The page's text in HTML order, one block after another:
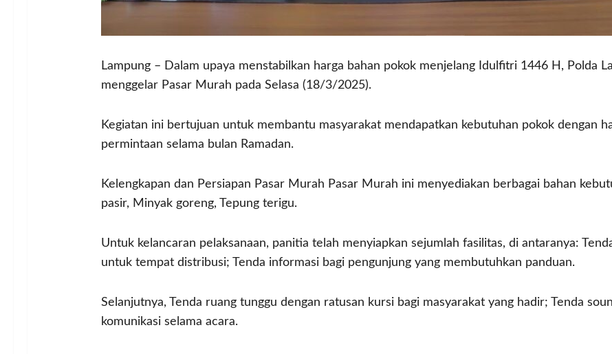
Lampung – Dalam upaya menstabilkan harga bahan pokok menjelang Idulfitri 1446 H, Polda
menggelar Pasar Murah pada Selasa (18/3/2025).
Kegiatan ini bertujuan untuk membantu masyarakat mendapatkan kebutuhan pokok dengan
permintaan selama bulan Ramadan.
Kelengkapan dan Persiapan Pasar Murah Pasar Murah ini menyediakan berbagai bahan
pasir, Minyak goreng, Tepung terigu.
Untuk kelancaran pelaksanaan, panitia telah menyiapkan sejumlah fasilitas, di antaranya:
untuk tempat distribusi; Tenda informasi bagi pengunjung yang membutuhkan panduan.
Selanjutnya, Tenda ruang tunggu dengan ratusan kursi bagi masyarakat yang hadir; Tenda
komunikasi selama acara.